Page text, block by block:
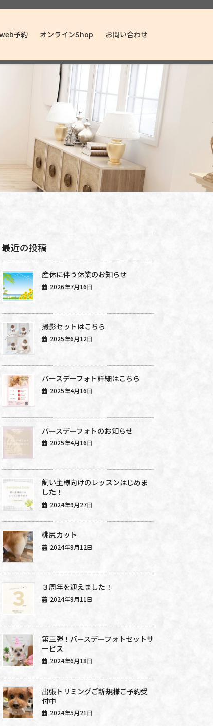
予約 オンラインShop お問い合わせ
最近の投稿
産休に伴う休業のお知らせ
2026年7月16日
撮影セットはこちら
2025年6月12日
バースデーフォト詳細はこちら
2025年4月16日
バースデーフォトのお知らせ
2025年4月16日
飼い主様向けのレッスンはじめま
した！
2024年9月27日
桃尻カット
2024年9月12日
３周年を迎えました！
2024年9月11日
第三弾！バースデーフォトセットサ
ービス
2024年6月18日
出張トリミングご新規様ご予約受
付中
2024年5月21日